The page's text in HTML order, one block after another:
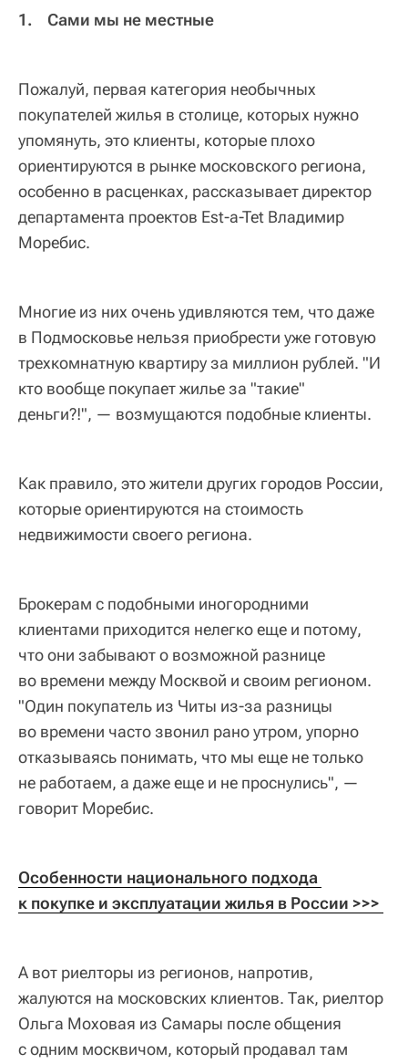
1. Сами мы не местные
Пожалуй, первая категория необычных
покупателей жилья в столице, которых нужно
упомянуть, это клиенты, которые плохо
ориентируются в рынке московского региона,
особенно в расценках, рассказывает директор
департамента проектов Est-a-Tet Владимир
Моребис.
Многие из них очень удивляются тем, что даже
в Подмосковье нельзя приобрести уже готовую
трехкомнатную квартиру за миллион рублей. "И
кто вообще покупает жилье за "такие"
деньги?!", — возмущаются подобные клиенты.
Как правило, это жители других городов России,
которые ориентируются на стоимость
недвижимости своего региона.
Брокерам с подобными иногородними
клиентами приходится нелегко еще и потому,
что они забывают о возможной разнице
во времени между Москвой и своим регионом.
"Один покупатель из Читы из-за разницы
во времени часто звонил рано утром, упорно
отказываясь понимать, что мы еще не только
не работаем, а даже еще и не проснулись", —
говорит Моребис.
Особенности национального подхода
к покупке и эксплуатации жилья в России >>>
А вот риелторы из регионов, напротив,
жалуются на московских клиентов. Так, риелтор
Ольга Моховая из Самары после общения
с одним москвичом, который продавал там